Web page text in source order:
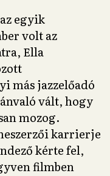
egyik
volt az
Ella
más jazzelőadó
vált, hogy
mozog.
karrierje
kérte fel,
filmben